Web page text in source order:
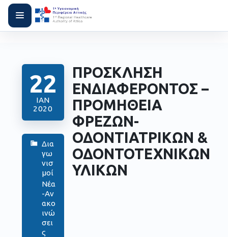
22
ΙΑΝ
2020
Δια
γω
νισ
μοί
Νέα
-Αν
ακο
ινώ
σει
ς
ΠΡΟΣΚΛΗΣΗ
ΕΝΔΙΑΦΕΡΟΝΤΟΣ –
ΠΡΟΜΗΘΕΙΑ
ΦΡΕΖΩΝ-
ΟΔΟΝΤΙΑΤΡΙΚΩΝ &
ΟΔΟΝΤΟΤΕΧΝΙΚΩΝ
ΥΛΙΚΩΝ